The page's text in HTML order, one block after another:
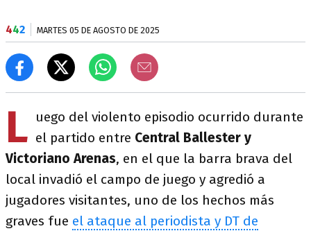
442 MARTES 05 DE AGOSTO DE 2025
L uego del violento episodio ocurrido durante
el partido entre Central Ballester y
Victoriano Arenas, en el que la barra brava del
local invadió el campo de juego y agredió a
jugadores visitantes, uno de los hechos más
graves fue el ataque al periodista y DT de